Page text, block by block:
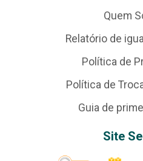
Quem
Relatório de
Política de
Política de
Guia de
Site